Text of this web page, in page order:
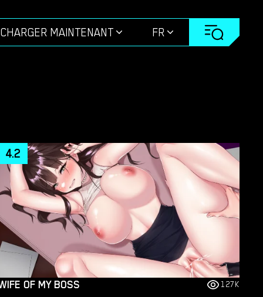
MAINTENANT FR
OF MY BOSS
4.2
127K